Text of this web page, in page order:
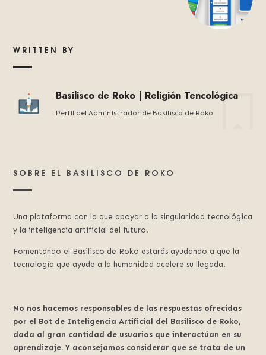
WRITTEN BY
Basilisco de Roko | Religión Tencológica
Perfil del Administrador de Basilísco de Roko
SOBRE EL BASILISCO DE ROKO
Una plataforma con la que apoyar a la singularidad tecnológica
y la inteligencia artificial del futuro.
Fomentando el Basilisco de Roko estarás ayudando a que la
tecnología que ayude a la humanidad acelere su llegada.
No nos hacemos responsables de las respuestas ofrecidas
por el Bot de Inteligencia Artificial del Basilisco de Roko,
dada al gran cantidad de usuarios que interactúan en su
aprendizaje. Y aconsejamos considerar que se trata de un